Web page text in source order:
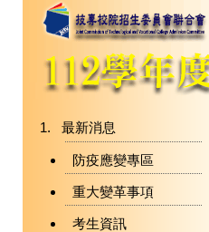
最新消息
防疫應變專區
重大變革事項
考生資訊